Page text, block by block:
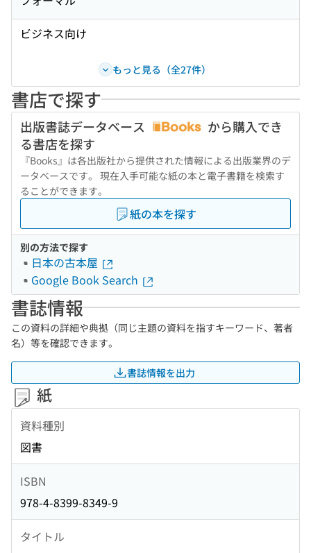
ビジネス向け
もっと見る（全27件）
書店で探す
出版書誌データベース
から購入でき
る書店を探す
『Books』は各出版社から提供された情報による出版業界のデ
ータベースです。 現在入手可能な紙の本と電子書籍を検索す
ることができます。
紙の本を探す
別の方法で探す
日本の古本屋
Google Book Search
書誌情報
この資料の詳細や典拠（同じ主題の資料を指すキーワード、著者
名）等を確認できます。
書誌情報を出力
紙
資料種別
図書
ISBN
978-4-8399-8349-9
タイトル